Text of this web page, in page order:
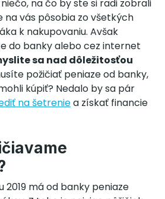
na čo by ste si radi zobrali
na vás pôsobia zo všetkých
k nakupovaniu. Avšak
do banky alebo cez internet
sa nad dôležitosťou
požičiať peniaze od banky,
kúpiť? Nedalo by sa pár
na šetreniea získať financie
má od banky peniaze